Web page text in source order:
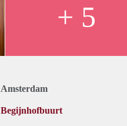
+ 5
Amsterdam
Begijnhofbuurt